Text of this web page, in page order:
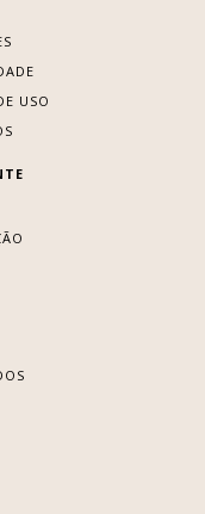
USO